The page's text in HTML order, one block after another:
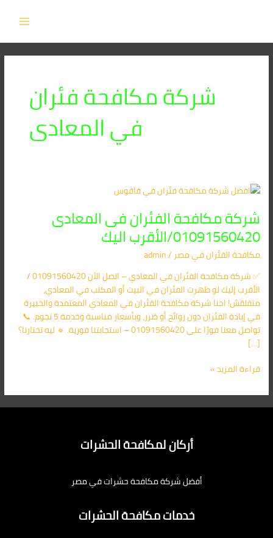
شركة مكافحة فئران
في المعادى
شركة مكافحة الفئران فى المعادى
01091560420/الأقرب اليك
مكافحة الفئران​ في مصر/
admin
✅ شركة مكافحة الفئران في المعادي – اتصل الآن 01091560420 /
الأقرب إليك لو ظهرت الفئران في البيت أو المكتب في المعادي،
متقلقش! احنا شركة مكافحة الفئران في المعادي المعتمدة والخبيرة
في إبادة الفئران دون روائح أو ضرر، وبأسعار مناسبة وخدمة 5 نجوم. 📞
تواصل معنا فورًا على 01091560420 – استجابتنا فورية. 🔹 ليه تختارنا؟
[…]
شركة
الفئران
فى
المعادى
01091560420/
الأقرب
اليك
قراءة المزيد »
أركان لمكافحة الحشرات
أفضل شركة مكافحة حشرات في مصر
خدمات مكافحة الحشرات